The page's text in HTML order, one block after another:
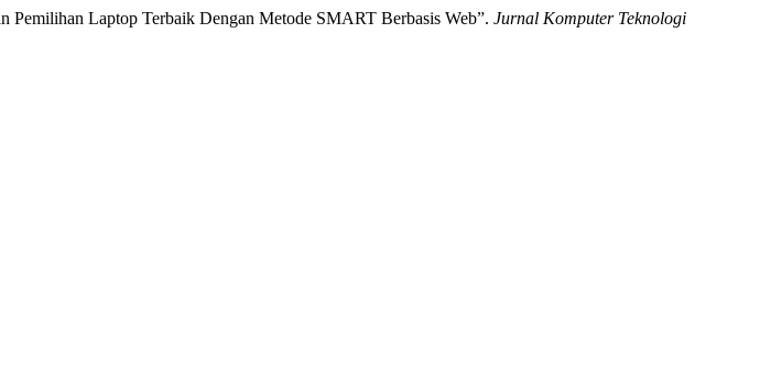
Pemilihan Laptop Terbaik Dengan Metode SMART Berbasis Web”. Jurnal Komputer Teknologi